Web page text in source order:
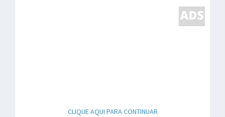
CLIQUE AQUI PARA CONTINUAR